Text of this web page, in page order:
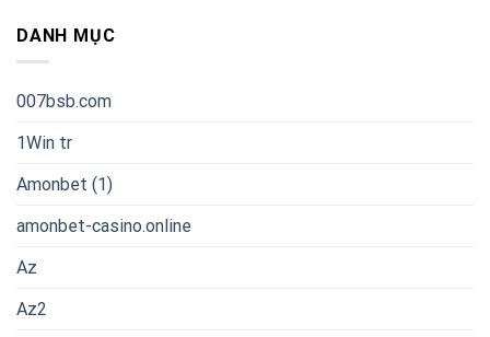
DANH MỤC
007bsb.com
1Win tr
Amonbet (1)
amonbet-casino.online
Az
Az2